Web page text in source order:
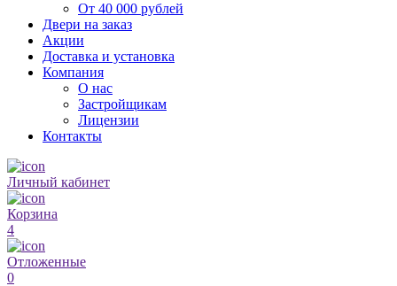
От 40 000 рублей
Двери на заказ
Акции
Доставка и установка
Компания
О нас
Застройщикам
Лицензии
Контакты
Личный кабинет
Корзина
4
Отложенные
0